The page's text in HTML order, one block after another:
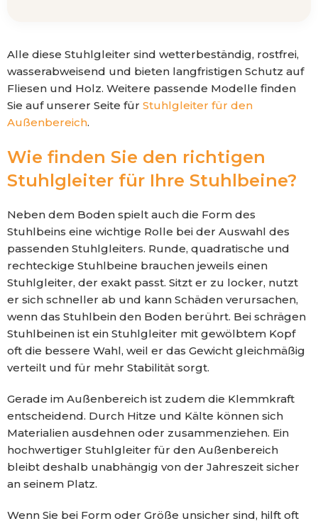
Alle diese Stuhlgleiter sind wetterbeständig, rostfrei,
wasserabweisend und bieten langfristigen Schutz auf
Fliesen und Holz. Weitere passende Modelle finden
Sie auf unserer Seite für Stuhlgleiter für den
Außenbereich.
Wie finden Sie den richtigen
Stuhlgleiter für Ihre Stuhlbeine?
Neben dem Boden spielt auch die Form des
Stuhlbeins eine wichtige Rolle bei der Auswahl des
passenden Stuhlgleiters. Runde, quadratische und
rechteckige Stuhlbeine brauchen jeweils einen
Stuhlgleiter, der exakt passt. Sitzt er zu locker, nutzt
er sich schneller ab und kann Schäden verursachen,
wenn das Stuhlbein den Boden berührt. Bei schrägen
Stuhlbeinen ist ein Stuhlgleiter mit gewölbtem Kopf
oft die bessere Wahl, weil er das Gewicht gleichmäßig
verteilt und für mehr Stabilität sorgt.
Gerade im Außenbereich ist zudem die Klemmkraft
entscheidend. Durch Hitze und Kälte können sich
Materialien ausdehnen oder zusammenziehen. Ein
hochwertiger Stuhlgleiter für den Außenbereich
bleibt deshalb unabhängig von der Jahreszeit sicher
an seinem Platz.
Wenn Sie bei Form oder Größe unsicher sind, hilft oft